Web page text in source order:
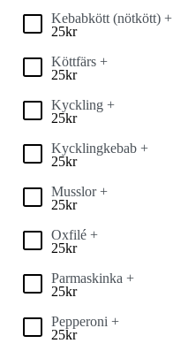
Kebabkött (nötkött) +
25kr
Köttfärs +
25kr
Kyckling +
25kr
Kycklingkebab +
25kr
Musslor +
25kr
Oxfilé +
25kr
Parmaskinka +
25kr
Pepperoni +
25kr